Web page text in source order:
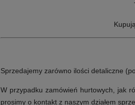
Sprzedajemy zarówno ilości detaliczne
W przypadku zamówień hurtowych, jak
prosimy o kontakt z naszym działem